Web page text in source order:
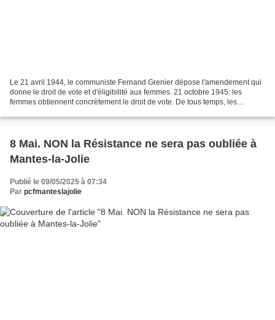
Le 21 avril 1944, le communiste Fernand Grenier dépose l'amendement qui
donne le droit de vote et d'éligibilité aux femmes. 21 octobre 1945: les
femmes obtiennent concrètement le droit de vote. De tous temps, les
8 Mai. NON la Résistance ne sera pas oubliée à
Mantes-la-Jolie
Publié le 09/05/2025 à 07:34
Par pcfmanteslajolie